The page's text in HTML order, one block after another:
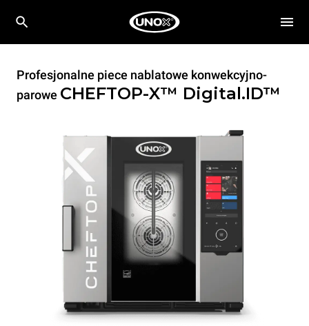
Profesjonalne piece nablatowe konwekcyjno-
parowe CHEFTOP-X™ Digital.ID™